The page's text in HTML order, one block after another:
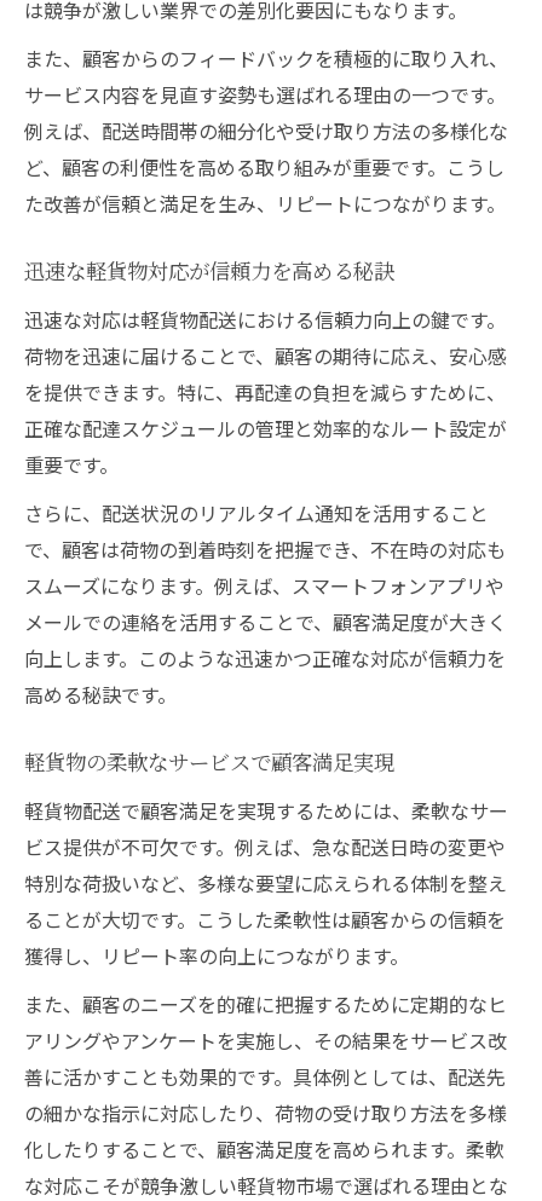
は競争が激しい業界での差別化要因にもなります。
また、顧客からのフィードバックを積極的に取り入れ、
サービス内容を見直す姿勢も選ばれる理由の一つです。
例えば、配送時間帯の細分化や受け取り方法の多様化な
ど、顧客の利便性を高める取り組みが重要です。こうし
た改善が信頼と満足を生み、リピートにつながります。
迅速な軽貨物対応が信頼力を高める秘訣
迅速な対応は軽貨物配送における信頼力向上の鍵です。
荷物を迅速に届けることで、顧客の期待に応え、安心感
を提供できます。特に、再配達の負担を減らすために、
正確な配達スケジュールの管理と効率的なルート設定が
重要です。
さらに、配送状況のリアルタイム通知を活用すること
で、顧客は荷物の到着時刻を把握でき、不在時の対応も
スムーズになります。例えば、スマートフォンアプリや
メールでの連絡を活用することで、顧客満足度が大きく
向上します。このような迅速かつ正確な対応が信頼力を
高める秘訣です。
軽貨物の柔軟なサービスで顧客満足実現
軽貨物配送で顧客満足を実現するためには、柔軟なサー
ビス提供が不可欠です。例えば、急な配送日時の変更や
特別な荷扱いなど、多様な要望に応えられる体制を整え
ることが大切です。こうした柔軟性は顧客からの信頼を
獲得し、リピート率の向上につながります。
また、顧客のニーズを的確に把握するために定期的なヒ
アリングやアンケートを実施し、その結果をサービス改
善に活かすことも効果的です。具体例としては、配送先
の細かな指示に対応したり、荷物の受け取り方法を多様
化したりすることで、顧客満足度を高められます。柔軟
な対応こそが競争激しい軽貨物市場で選ばれる理由とな